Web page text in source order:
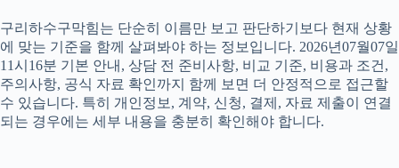
구리하수구막힘는 단순히 이름만 보고 판단하기보다 현재 상황
에 맞는 기준을 함께 살펴봐야 하는 정보입니다. 2026년07월07일
11시16분 기본 안내, 상담 전 준비사항, 비교 기준, 비용과 조건,
주의사항, 공식 자료 확인까지 함께 보면 더 안정적으로 접근할
수 있습니다. 특히 개인정보, 계약, 신청, 결제, 자료 제출이 연결
되는 경우에는 세부 내용을 충분히 확인해야 합니다.